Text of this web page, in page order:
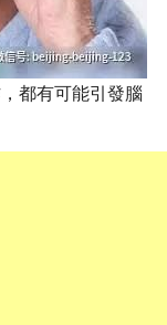
都有可能引發腦